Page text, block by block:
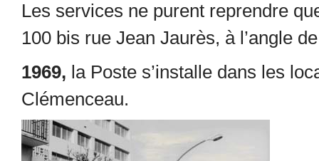
Les services ne purent reprendre
100 bis rue Jean Jaurès, à l’angle
1969, la Poste s’installe dans les
Clémenceau.